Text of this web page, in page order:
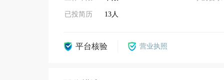
已投简历 13人
平台核验 营业执照